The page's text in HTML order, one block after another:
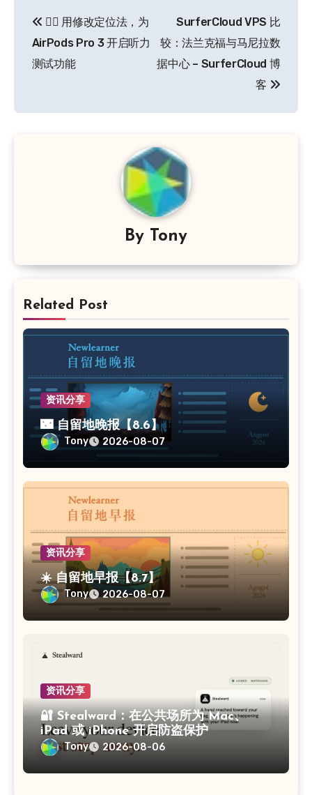
章
导
👂🏻 用修改定位法，为
AirPods Pro 3 开启听力
测试功能
SurferCloud VPS 比
较：法兰克福与马尼拉数
据中心 – SurferCloud 博
客
By Tony
Related Post
资讯分享
🌃 自留地晚报【8.6】
Tony 2026-08-07
资讯分享
☀️ 自留地早报【8.7】
Tony 2026-08-07
资讯分享
🔐 Stealward：在公共场所为 Mac、
iPad 或 iPhone 开启防盗保护
Tony 2026-08-06